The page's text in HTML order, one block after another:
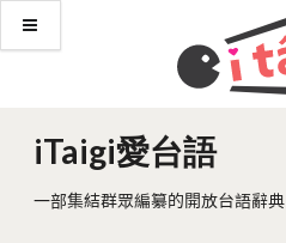
iTaigi愛台語
一部集結群眾編纂的開放台語辭典